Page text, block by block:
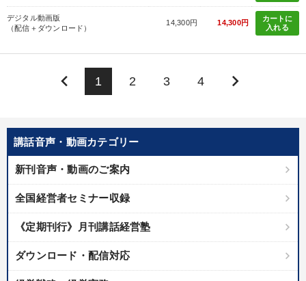
講話音声・動画カテゴリー
新刊音声・動画のご案内
全国経営者セミナー収録
《定期刊行》月刊講話経営塾
ダウンロード・配信対応
デジタル動画版
（配信＋ダウンロード）
14,300円 14,300円
カートに
入れる
keyboard_arrow_left 1 2 3 4 keyboard_arrow_right